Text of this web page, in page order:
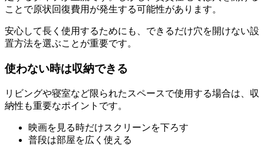
ことで原状回復費用が発生する可能性があります。
安心して長く使用するためにも、できるだけ穴を開けない設
置方法を選ぶことが重要です。
使わない時は収納できる
リビングや寝室など限られたスペースで使用する場合は、収
納性も重要なポイントです。
映画を見る時だけスクリーンを下ろす
普段は部屋を広く使える